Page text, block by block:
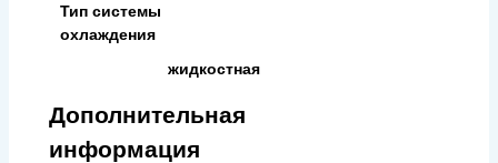
Тип системы
охлаждения
жидкостная
Дополнительная
информация